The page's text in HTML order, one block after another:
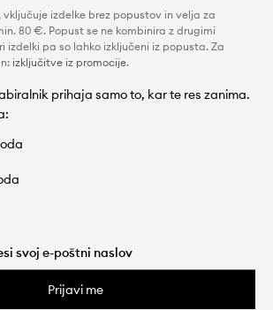
vključuje izdelke brez popustov in velja za
80 €. Popust se ne kombinira z drugimi
izdelki pa so lahko izključeni iz popusta. Za
izključitve iz promocije.
prihaja samo to, kar te res zanima.
Prijavi me